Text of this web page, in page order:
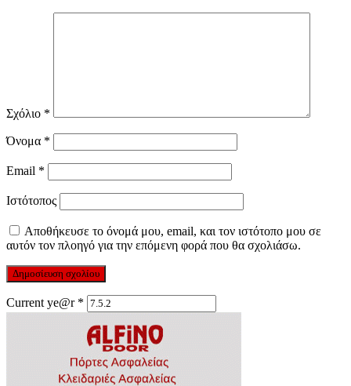
Σχόλιο *
Όνομα *
Email *
Ιστότοπος
Αποθήκευσε το όνομά μου, email, και τον ιστότοπο μου σε
αυτόν τον πλοηγό για την επόμενη φορά που θα σχολιάσω.
Current ye@r *